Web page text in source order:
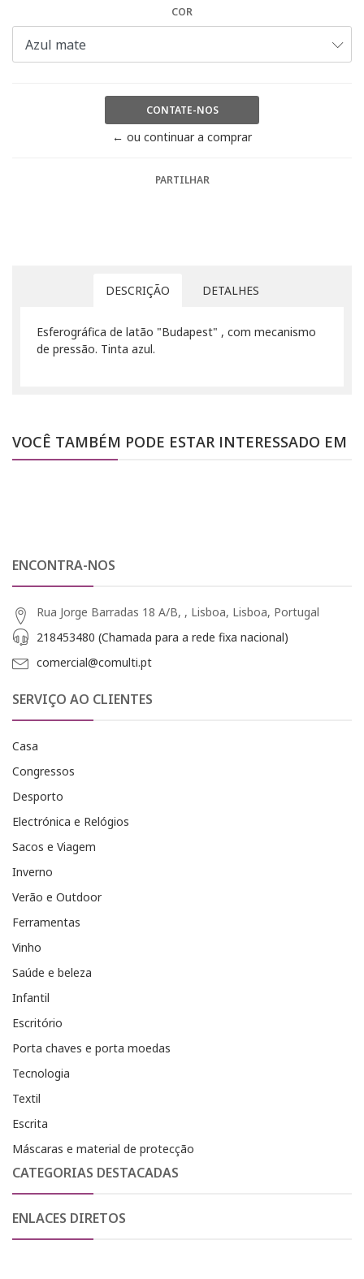
COR
CONTATE-NOS
← ou continuar a comprar
PARTILHAR
DESCRIÇÃO DETALHES
Esferográfica de latão "Budapest" , com mecanismo
de pressão. Tinta azul.
VOCÊ TAMBÉM PODE ESTAR INTERESSADO EM
ENCONTRA-NOS
Rua Jorge Barradas 18 A/B, , Lisboa, Lisboa, Portugal
218453480 (Chamada para a rede fixa nacional)
comercial@comulti.pt
SERVIÇO AO CLIENTES
Casa
Congressos
Desporto
Electrónica e Relógios
Sacos e Viagem
Inverno
Verão e Outdoor
Ferramentas
Vinho
Saúde e beleza
Infantil
Escritório
Porta chaves e porta moedas
Tecnologia
Textil
Escrita
Máscaras e material de protecção
CATEGORIAS DESTACADAS
ENLACES DIRETOS